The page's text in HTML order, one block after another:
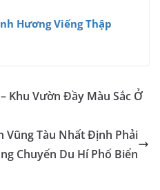
Hương Viếng Thập
Khu Vườn Đầy Màu Sắc Ở
Vũng Tàu Nhất Định Phải
Chuyến Du Hí Phố Biển